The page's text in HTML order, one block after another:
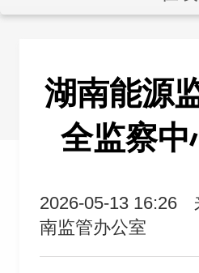
湖南能源
全监察
2026-05-13 16:26
南监管办公室